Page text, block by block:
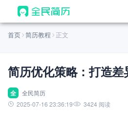
首页
AI 生成简历
AI 优化简历
AI 翻译简历
首页 简历教程 正文
简历优化策略：打造
全
全民简历
2025-07-16 23:36:19
3424 阅读